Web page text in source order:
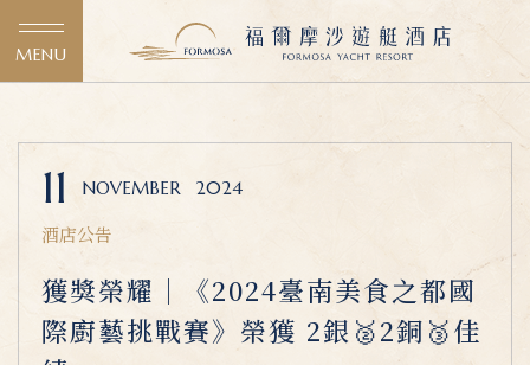
MENU
11 NOVEMBER 2024
酒店公告
獲獎榮耀｜《2024臺南美食之都國
際廚藝挑戰賽》榮獲 2銀🥈2銅🥉佳